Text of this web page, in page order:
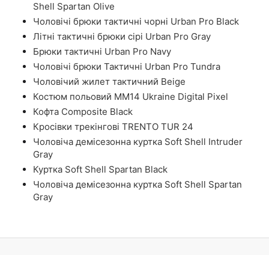
Shell Spartan Olive
Чоловічі брюки тактичні чорні Urban Pro Black
Літні тактичні брюки сірі Urban Pro Gray
Брюки тактичні Urban Pro Navy
Чоловічі брюки Тактичні Urban Pro Tundra
Чоловічий жилет тактичний Beige
Костюм польовий ММ14 Ukraine Digital Pixel
Кофта Composite Black
Кросівки трекінгові TRENTO TUR 24
Чоловіча демісезонна куртка Soft Shell Intruder
Gray
Куртка Soft Shell Spartan Black
Чоловіча демісезонна куртка Soft Shell Spartan
Gray